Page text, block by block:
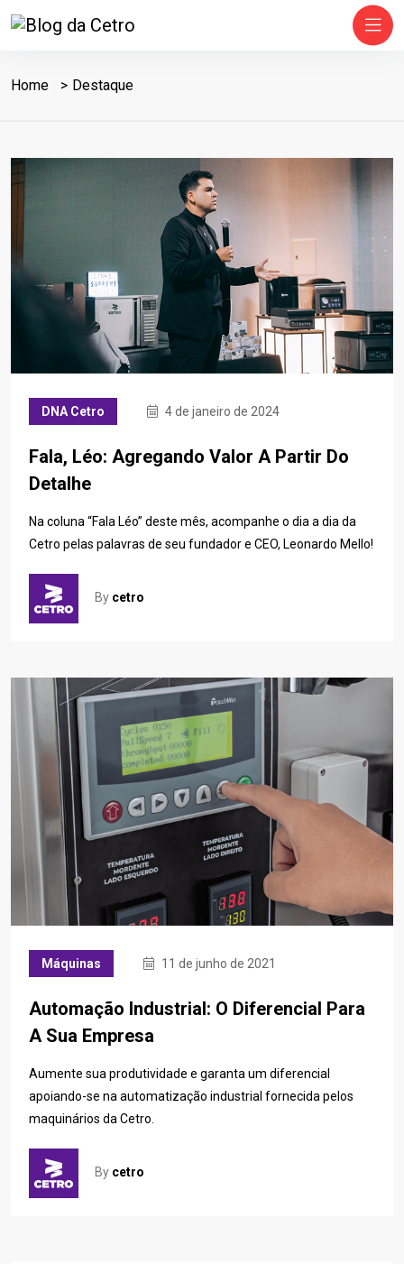
Home Destaque
DNA Cetro 4 de janeiro de 2024
Fala, Léo: Agregando Valor A Partir Do
Detalhe
Na coluna “Fala Léo” deste mês, acompanhe o dia a dia da
Cetro pelas palavras de seu fundador e CEO, Leonardo Mello!
By cetro
Máquinas 11 de junho de 2021
Automação Industrial: O Diferencial Para
A Sua Empresa
Aumente sua produtividade e garanta um diferencial
apoiando-se na automatização industrial fornecida pelos
maquinários da Cetro.
By cetro